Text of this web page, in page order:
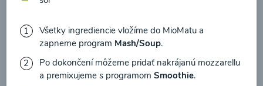
Načítať ďalšie
Všetky ingrediencie vložíme do MioMatu a
zapneme program Mash/Soup.
Po dokončení môžeme pridať nakrájanú mozzarellu
a premixujeme s programomSmoothie.